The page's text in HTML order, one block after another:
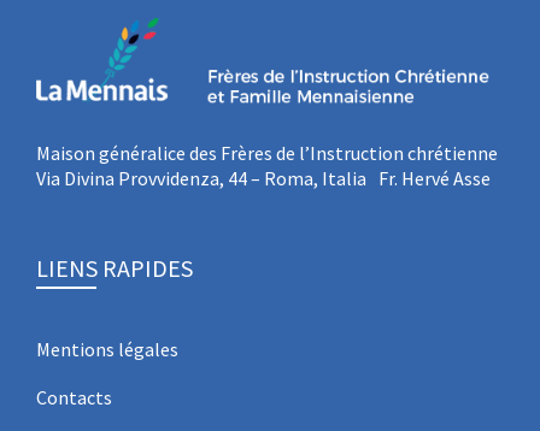
Maison généralice des Frères de l’Instruction chrétienne
Via Divina Provvidenza, 44 – Roma, Italia Fr. Hervé Asse
LIENS RAPIDES
Mentions légales
Contacts